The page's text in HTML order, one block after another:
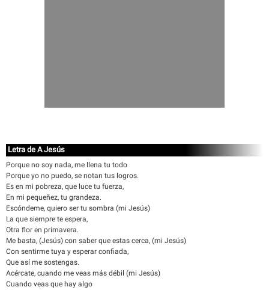
Letra de A Jesús
Porque no soy nada, me llena tu todo
Porque yo no puedo, se notan tus logros.
Es en mi pobreza, que luce tu fuerza,
En mi pequeñez, tu grandeza.
Escóndeme, quiero ser tu sombra (mi Jesús)
La que siempre te espera,
Otra flor en primavera.
Me basta, (Jesús) con saber que estas cerca, (mi Jesús)
Con sentirme tuya y esperar confiada,
Que así me sostengas.
Acércate, cuando me veas más débil (mi Jesús)
Cuando veas que hay algo